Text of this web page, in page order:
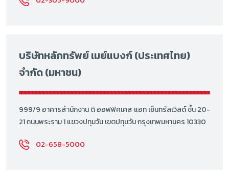
บริษัทหลักทรัพย์ เมย์แบงก์ (ประเทศไทย)
จำกัด (มหาชน)
999/9 อาคารสำนักงาน ดิ ออฟฟิศเศส แอท เซ็นทรัลเวิลด์ ชั้น 20-
21 ถนนพระราม 1 แขวงปทุมวัน เขตปทุมวัน กรุงเทพมหานคร 10330
02-658-5000